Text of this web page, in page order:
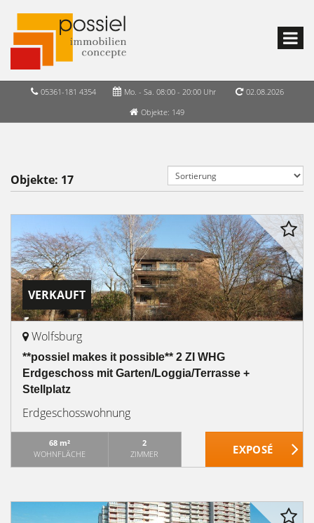
05361-181 4354 Mo. - Sa. 08:00 - 20:00 Uhr
02.08.2026
Objekte: 149
Objekte: 17
VERKAUFT
Wolfsburg
**possiel makes it possible** 2 ZI WHG
Erdgeschoss mit Garten/Loggia/Terrasse +
Stellplatz
Erdgeschosswohnung
68 m²
WOHNFLÄCHE
2
ZIMMER